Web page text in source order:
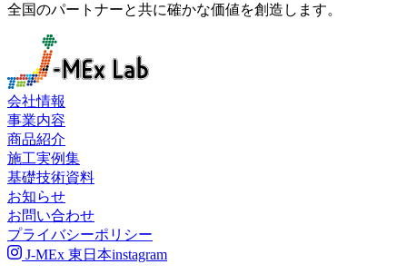
全国のパートナーと共に確かな価値を創造します。
会社情報
事業内容
商品紹介
施工実例集
基礎技術資料
お知らせ
お問い合わせ
プライバシーポリシー
J-MEx 東日本instagram